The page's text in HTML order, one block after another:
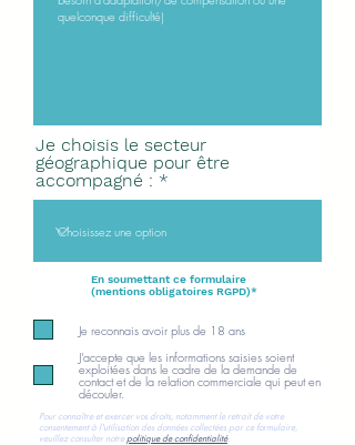
Je choisis le secteur
géographique pour être
accompagné :
En soumettant ce formulaire
(mentions obligatoires RGPD)*
Je reconnais avoir plus de 18 ans
J'accepte que les informations saisies soient
exploitées dans le cadre de la demande de
contact et de la relation commerciale qui peut en
découler.
Pour connaître et exercer vos droits, notamment le retrait de votre
consentement à l'utilisation des données collectées par ce formulaire,
veuillez consulter notrepolitique de confidentialité.